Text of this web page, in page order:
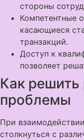
стороны
Компетентные
касающиеся
транзакций.
Доступ к
позволяет
Как решить
проблемы
При
столкнуться с